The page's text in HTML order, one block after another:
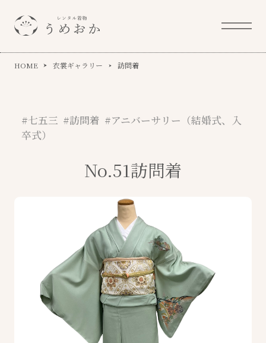
HOME 衣裳ギャラリー 訪問着
#七五三 #訪問着 #アニバーサリー（結婚式、入
卒式）
No.51訪問着